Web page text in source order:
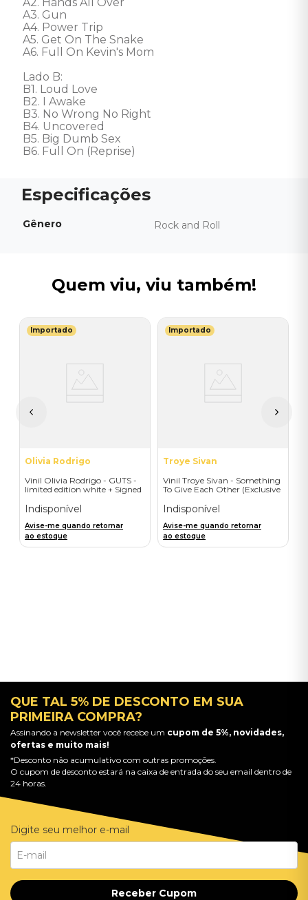
A3. Gun
A4. Power Trip
A5. Get On The Snake
A6. Full On Kevin's Mom
Lado B:
B1. Loud Love
B2. I Awake
B3. No Wrong No Right
B4. Uncovered
B5. Big Dumb Sex
B6. Full On (Reprise)
Gênero Rock and Roll
Quem viu, viu também!
Importado
Olivia Rodrigo
Vinil Olivia Rodrigo - GUTS -
limited edition white + Signed
Indisponível
Avise-me quando retornar
ao estoque
Importado
Troye Sivan
Vinil Troye Sivan - Something
To Give Each Other (Exclusive
Postcard) - Importado
Indisponível
Avise-me quando retornar
ao estoque
QUE TAL 5% DE DESCONTO EM SUA
PRIMEIRA COMPRA?
Assinando a newsletter você recebe um cupom de 5%, novidades,
ofertas e muito mais!
*Desconto não acumulativo com outras promoções.
O cupom de desconto estará na caixa de entrada do seu email dentro de
24 horas.
Digite seu melhor e-mail
Receber Cupom